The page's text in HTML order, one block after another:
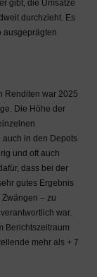
gibt, die Umsätze
durchzieht. Es
ausgeprägten
Renditen war 2025
Die Höhe der
auch in den Depots
und oft auch
dass bei der
gutes Ergebnis
– zu
war.
Berichtszeitraum
mehr als + 7